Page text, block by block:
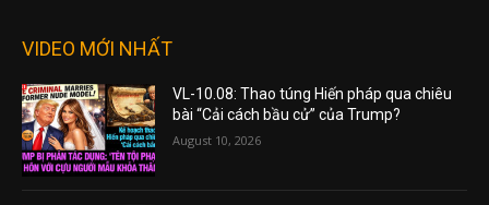
VIDEO MỚI NHẤT
VL-10.08: Thao túng Hiến pháp qua chiêu
bài “Cải cách bầu cử” của Trump?
August 10, 2026